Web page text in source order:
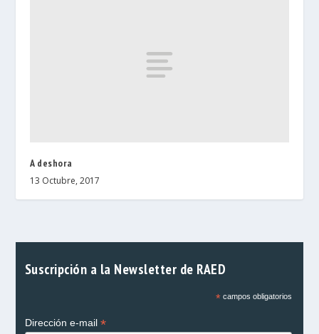
A deshora
13 Octubre, 2017
Suscripción a la Newsletter de RAED
*campos obligatorios
Dirección e-mail *